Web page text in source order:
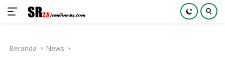
kontenBeranda News